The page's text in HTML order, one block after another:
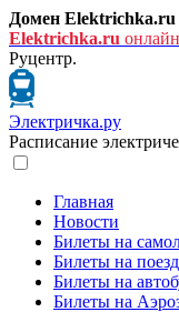
Домен Elektrichka.ru
Elektrichka.ru онлайн
Руцентр.
Электричка.ру
Расписание
Главная
Новости
Билеты на
Билеты на поезд
Билеты на
Билеты на